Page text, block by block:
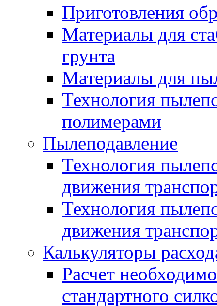
Приготовления
Материалы для
грунта
Материалы для
Технология
полимерами
Пылеподавление
Технология
движения
Технология
движения
Калькуляторы
Расчет
стандартного